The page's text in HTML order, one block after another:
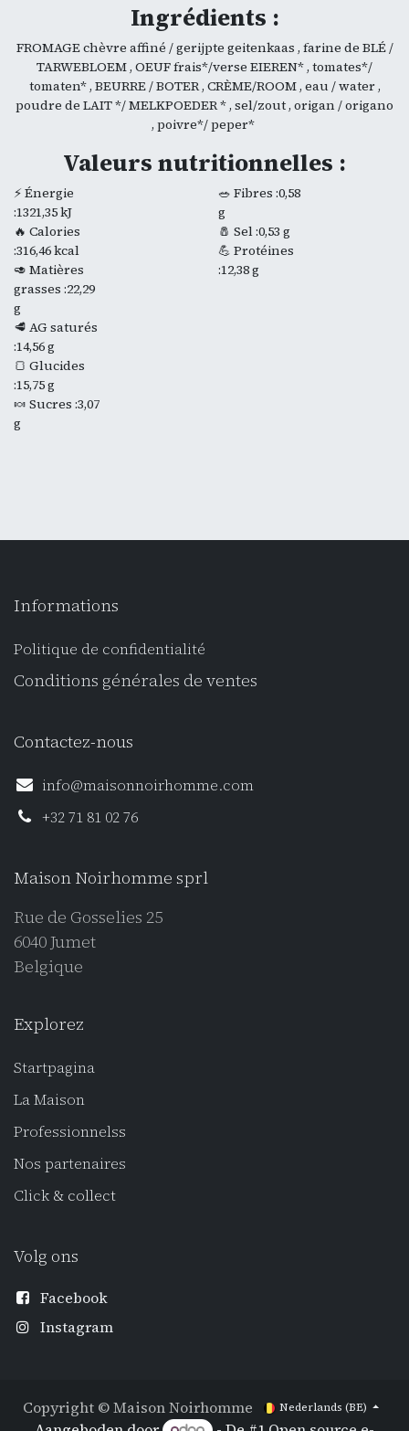
Ingrédients :
FROMAGE chèvre affiné / gerijpte geitenkaas , farine de BLÉ /
TARWEBLOEM , OEUF frais*/verse EIEREN* , tomates*/
tomaten* , BEURRE / BOTER , CRÈME/ROOM , eau / water ,
poudre de LAIT */ MELKPOEDER * , sel/zout , origan / origano
, poivre*/ peper*
Valeurs nutritionnelles :
⚡ Énergie
:1321,35 kJ
🔥 Calories
:316,46 kcal
🥑 Matières
grasses :22,29
g
🥩 AG saturés
:14,56 g
🍞 Glucides
:15,75 g
🍬 Sucres :3,07
g
🥗 Fibres :0,58
g
🧂 Sel :0,53 g
💪 Protéines
:12,38 g
Informations
Politique de confidentialité
Conditions générales de ventes
Contactez-nous
info@maisonnoirhomme.com
+32 71 81 02 76
Maison Noirhomme sprl
Rue de Gosselies 25
6040 Jumet
Belgique
Explorez
Startpagina
La Maison
Professionnelss
Nos partenaires
Click & collect
Volg ons
Facebook
Instagram
Copyright © Maison Noirhomme Nederlands (BE)